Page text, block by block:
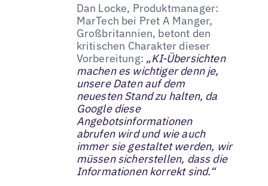
Dan Locke, Produktmanager:
MarTech bei Pret A Manger,
Großbritannien, betont den
kritischen Charakter dieser
Vorbereitung: „KI-Übersichten
machen es wichtiger denn je,
unsere Daten auf dem
neuesten Stand zu halten, da
Google diese
Angebotsinformationen
abrufen wird und wie auch
immer sie gestaltet werden, wir
müssen sicherstellen, dass die
Informationen korrekt sind.“